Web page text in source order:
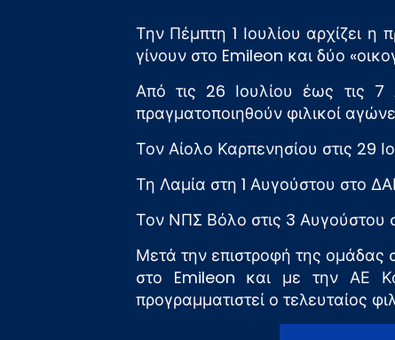
Την Πέμπτη 1 Ιουλίου αρχίζει η
γίνουν στο Emileon και δύο
Από τις 26 Ιουλίου έως τις 7
πραγματοποιηθούν φιλικοί
Τον Αίολο Καρπενησίου στις 29
Τη Λαμία στη 1 Αυγούστου στο
Τον ΝΠΣ Βόλο στις 3 Αυγούστου
Μετά την επιστροφή της ομάδας
στο Emileon και με την ΑΕ
προγραμματιστεί ο τελευταίος